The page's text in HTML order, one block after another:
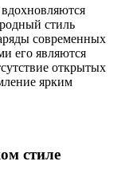
стиль
современных
его являются
открытых
ярким
стиле